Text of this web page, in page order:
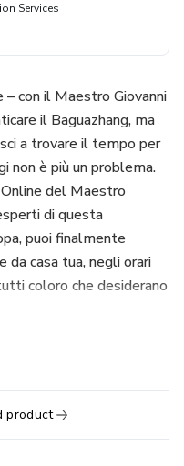
Services
– con il Maestro Giovanni
il Baguazhang, ma
a trovare il tempo per
non è più un problema.
Online del Maestro
di questa
puoi finalmente
casa tua, negli orari
coloro che desiderano
product